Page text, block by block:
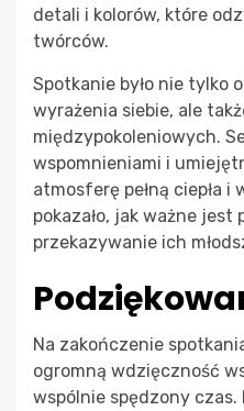
detali i kolorów, które
twórców.
Spotkanie było nie tylko
wyrażenia siebie, ale
międzypokoleniowych.
wspomnieniami i
atmosferę pełną ciepła
pokazało, jak ważne
przekazywanie ich
Na zakończenie
ogromną wdzięczność
wspólnie spędzony czas.